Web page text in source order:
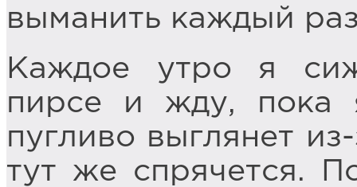
выманить каждый
Каждое утро я
пирсе и жду, пока
пугливо выглянет
тут же спрячется.